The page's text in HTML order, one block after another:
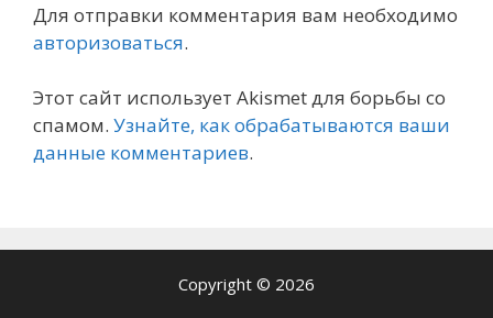
Для отправки комментария вам необходимо
авторизоваться.
Этот сайт использует Akismet для борьбы со
спамом. Узнайте, как обрабатываются ваши
данные комментариев.
Copyright © 2026